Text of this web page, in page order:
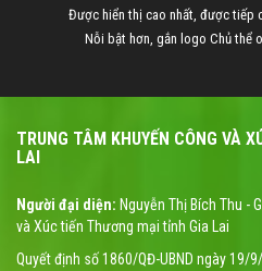
Được hiển thị cao nhất, được tiếp
Nỗi bật hơn, gắn logo Chủ thể
TRUNG TÂM KHUYẾN CÔNG VÀ
LAI
Người đại diện: Nguyễn Thị Bích Thu -
và Xúc tiến Thương mại tỉnh Gia Lai
Quyết định số 1860/QĐ-UBND ngày 19/